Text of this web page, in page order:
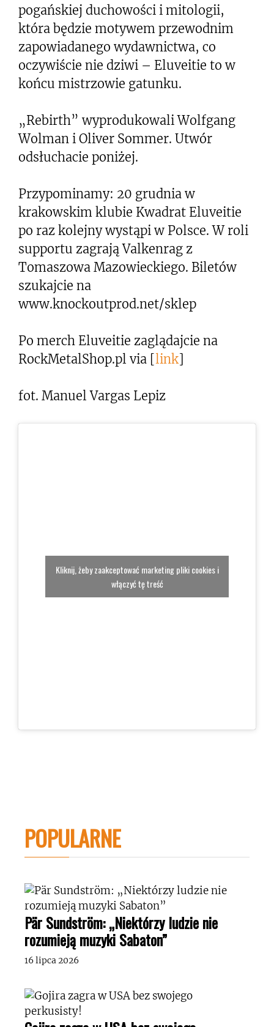
pogańskiej duchowości i mitologii,
która będzie motywem przewodnim
zapowiadanego wydawnictwa, co
oczywiście nie dziwi – Eluveitie to w
końcu mistrzowie gatunku.
„Rebirth” wyprodukowali Wolfgang
Wolman i Oliver Sommer. Utwór
odsłuchacie poniżej.
Przypominamy: 20 grudnia w
krakowskim klubie Kwadrat Eluveitie
po raz kolejny wystąpi w Polsce. W roli
supportu zagrają Valkenrag z
Tomaszowa Mazowieckiego. Biletów
szukajcie na
www.knockoutprod.net/sklep
Po merch Eluveitie zaglądajcie na
RockMetalShop.pl via [link]
fot. Manuel Vargas Lepiz
Kliknij, żeby zaakceptować marketing pliki cookies i
włączyć tę treść
POPULARNE
Pär Sundström: „Niektórzy ludzie nie
rozumieją muzyki Sabaton”
16 lipca 2026